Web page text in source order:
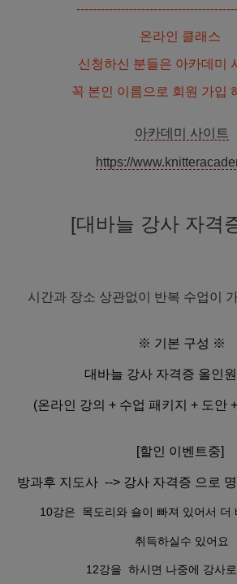
온라인 클래스
신청하신 분들은 아카데미
꼭 본인 이름으로 회원 가입
아카데미 사이트
https://
[대바늘 강사 자격
시간과 장소 상관없이 반복 수업이
※ 기본 구성 ※
대바늘 강사 자격증 올인원
(온라인 강의 + 수업 패키지 + 도안
[할인 이벤트중]
방과후 지도사 --> 강사 자격증 으로
10강은 목도리와 숄이 빠져 있어서
취득하실수 있어요
12강을 하시면 나중에 강사